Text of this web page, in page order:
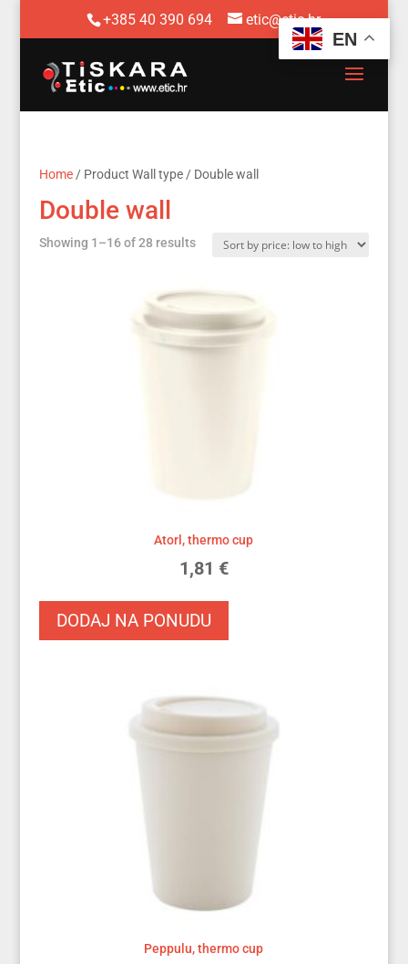
+385 40 390 694 etic@etic.hr
Home/ Product Wall type / Double wall
Double wall
Showing 1–16 of 28 resultsSorted
high
Atorl, thermo cup
1,81 €
DODAJ NA PONUDU
Peppulu, thermo cup
EN